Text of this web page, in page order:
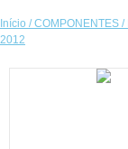
Início /COMPONENTES /
2012